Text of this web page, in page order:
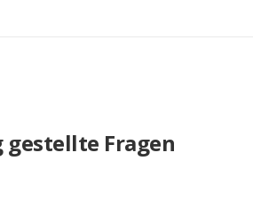
gestellte Fragen